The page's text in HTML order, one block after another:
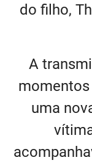
do filho,
A
uma